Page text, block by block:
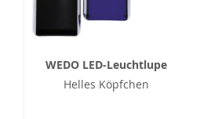
WEDO LED-Leuchtlupe
Helles Köpfchen